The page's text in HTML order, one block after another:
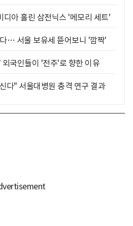
아 홀린 삼전닉스 '메모리 세트'
… 서울 보유세 뜯어보니 '깜짝'
국인들이 '전주'로 향한 이유
다" 서울대병원 충격 연구 결과